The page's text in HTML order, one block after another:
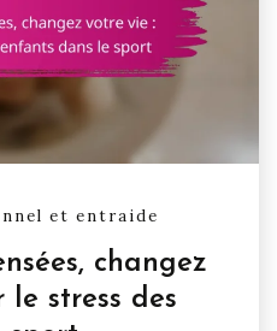
et entraide
changez
le stress des